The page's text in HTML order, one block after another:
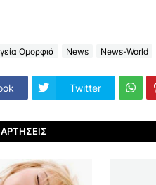
Ομορφιά News News-World
Twitter